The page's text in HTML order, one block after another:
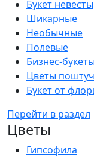
Букет невесты
Шикарные
Необычные
Полевые
Бизнес-букеты
Цветы
Букет от
Перейти в раздел
Цветы
Гипсофила